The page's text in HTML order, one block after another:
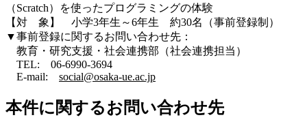
（Scratch）を使ったプログラミングの体験
【対 象】 小学3年生～6年生 約30名（事前登録制）
▼事前登録に関するお問い合わせ先：
教育・研究支援・社会連携部（社会連携担当）
TEL: 06-6990-3694
E-mail: social@osaka-ue.ac.jp
本件に関するお問い合わせ先